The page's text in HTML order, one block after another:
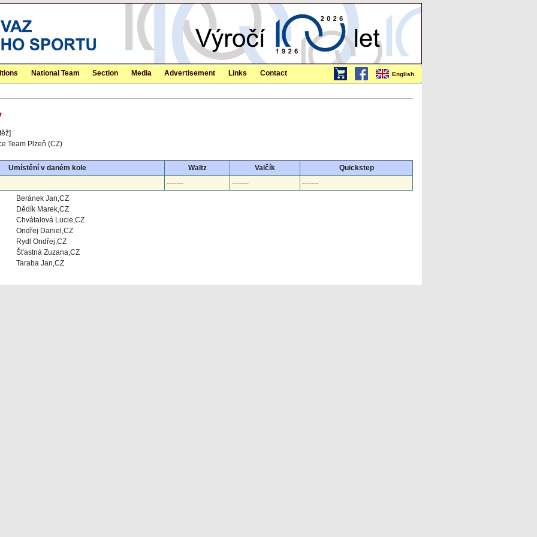
English
National Team Section Media Advertisement Links Contact
Team Plzeň (CZ)
Umístění v daném kole Waltz Valčík
Quickstep
------- -------
-------
Beránek Jan,CZ
Dědík Marek,CZ
Chvátalová Lucie,CZ
Ondřej Daniel,CZ
Rydl Ondřej,CZ
Šťastná Zuzana,CZ
Taraba Jan,CZ